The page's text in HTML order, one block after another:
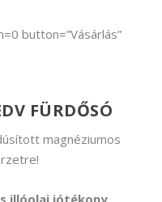
button=”Vásárlás”
FÜRDŐSÓ
magnéziumos
illóolaj jótékony